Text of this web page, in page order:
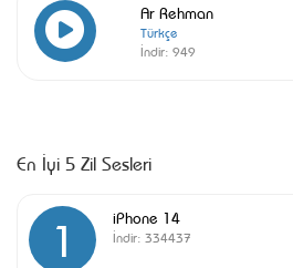
Ar Rehman
Türkçe
İndir: 949
En İyi 5 Zil Sesleri
1 iPhone 14
İndir: 334437